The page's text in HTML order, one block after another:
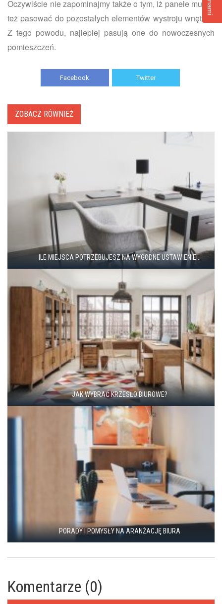
Oczywiście nie zapominajmy także o tym, iż panele muszą
też pasować do pozostałych elementów wystroju wnętrza.
Z tego powodu, najlepiej pasują one do nowoczesnych
pomieszczeń.
Facebook Twitter
ZOBACZ RÓWNIEŻ
ILE MIEJSCA POTRZEBUJESZ NA WYGODNE USTAWIENIE...
JAK WYBRAĆ KRZESŁO BIUROWE?
PORADY I POMYSŁY NA ARANŻACJĘ BIURA
Komentarze (0)